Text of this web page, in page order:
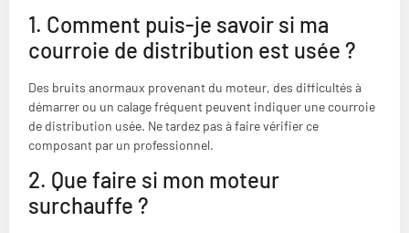
1. Comment puis-je savoir si ma
courroie de distribution est usée ?
Des bruits anormaux provenant du moteur, des difficultés à
démarrer ou un calage fréquent peuvent indiquer une courroie
de distribution usée. Ne tardez pas à faire vérifier ce
composant par un professionnel.
2. Que faire si mon moteur
surchauffe ?